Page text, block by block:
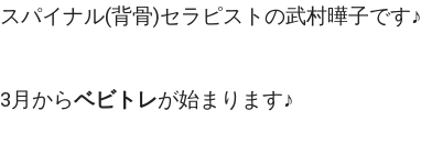
スパイナル(背骨)セラピストの武村曄子です♪
3月からベビトレが始まります♪